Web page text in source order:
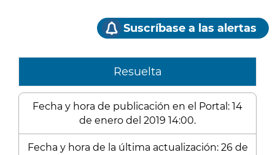
Suscríbase a las alertas
Resuelta
Fecha y hora de publicación en el Portal: 14
de enero del 2019 14:00.
Fecha y hora de la última actualización: 26 de